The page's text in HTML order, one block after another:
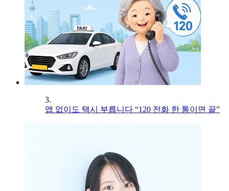
3.
앱 없이도 택시 부릅니다 “120 전화 한 통이면 끝”